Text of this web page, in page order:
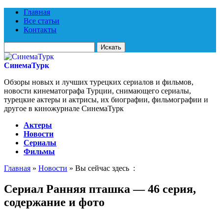
Главная
Все статьи
Контакты
для:
СинемаТурк
Обзоры новых и лучших турецких сериалов и фильмов,
новости кинематографа Турции, снимающего сериалы,
турецкие актеры и актрисы, их биографии, фильмографии и
другое в киножурнале СинемаТурк
Актеры
Новости
Сериалы
Фильмы
Главная » Новости » Вы сейчас здесь :
Сериал Ранняя пташка — 46 серия,
содержание и фото